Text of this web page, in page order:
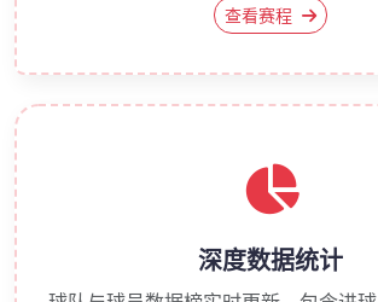
查看赛程
深度数据统计